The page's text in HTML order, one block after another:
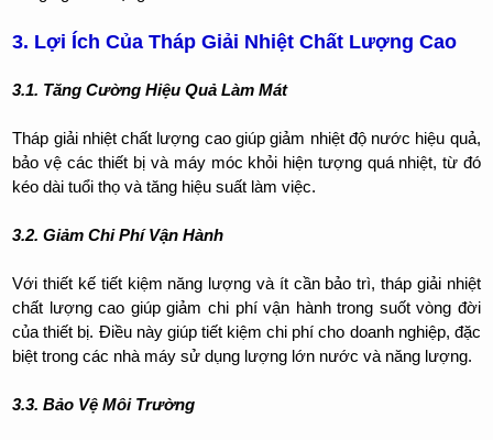
3. Lợi Ích Của Tháp Giải Nhiệt Chất Lượng Cao
3.1. Tăng Cường Hiệu Quả Làm Mát
Tháp giải nhiệt chất lượng cao giúp giảm nhiệt độ nước hiệu quả,
bảo vệ các thiết bị và máy móc khỏi hiện tượng quá nhiệt, từ đó
kéo dài tuổi thọ và tăng hiệu suất làm việc.
3.2. Giảm Chi Phí Vận Hành
Với thiết kế tiết kiệm năng lượng và ít cần bảo trì, tháp giải nhiệt
chất lượng cao giúp giảm chi phí vận hành trong suốt vòng đời
của thiết bị. Điều này giúp tiết kiệm chi phí cho doanh nghiệp, đặc
biệt trong các nhà máy sử dụng lượng lớn nước và năng lượng.
3.3. Bảo Vệ Môi Trường